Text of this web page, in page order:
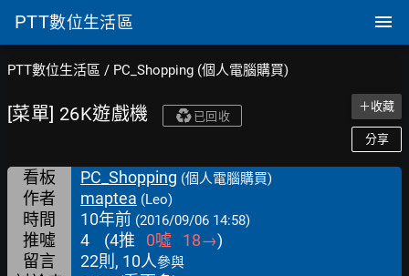
PTT數位生活區
PTT數位生活區 / PC_Shopping (個人電腦購買)
[菜單] 26K遊戲機 已回收
＋收藏
分享
看板 PC_Shopping (個人電腦購買)
作者 maptea (Leo)
時間 10年前 (2016/09/06 14:58)
推噓 4 (4推 0噓 18→)
留言
22則, 10人參與